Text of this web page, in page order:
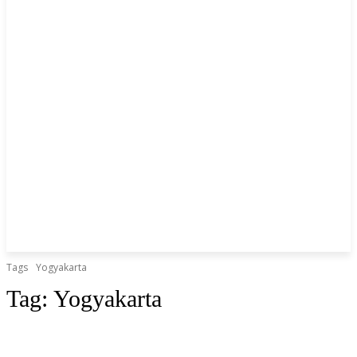
Tags Yogyakarta
Tag: Yogyakarta